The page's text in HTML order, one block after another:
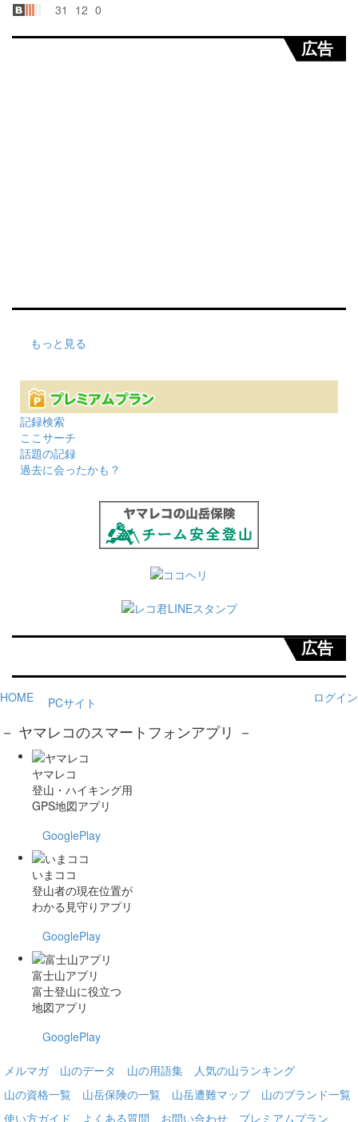
31 12 0
広告
もっと見る
記録検索
ここサーチ
話題の記録
過去に会ったかも？
広告
HOME ログイン
PCサイト
－ ヤマレコのスマートフォンアプリ －
ヤマレコ
登山・ハイキング用
GPS地図アプリ
GooglePlay
いまココ
登山者の現在位置が
わかる見守りアプリ
GooglePlay
富士山アプリ
富士登山に役立つ
地図アプリ
GooglePlay
メルマガ 山のデータ 山の用語集
人気の山ランキング
山の資格一覧
山岳保険の一覧 山岳遭難マップ
山のブランド一覧
使い方ガイド
よくある質問 お問い合わせ プレミアムプラン